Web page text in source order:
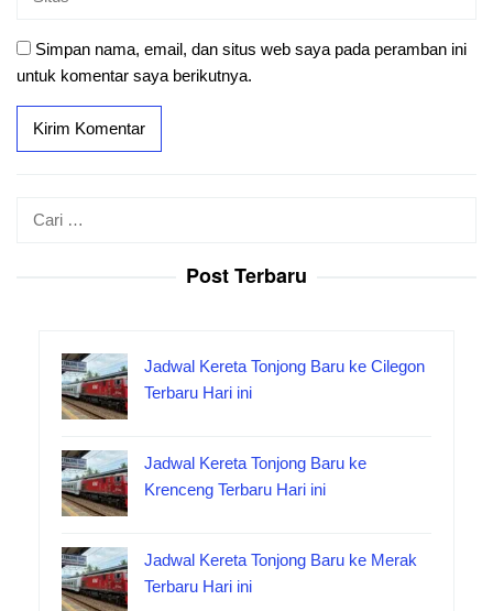
Simpan nama, email, dan situs web saya pada peramban ini
untuk komentar saya berikutnya.
Post Terbaru
Jadwal Kereta Tonjong Baru ke Cilegon
Terbaru Hari ini
Jadwal Kereta Tonjong Baru ke
Krenceng Terbaru Hari ini
Jadwal Kereta Tonjong Baru ke Merak
Terbaru Hari ini